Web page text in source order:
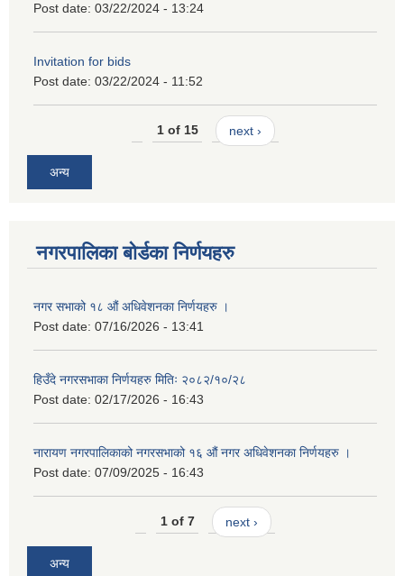
Post date: 03/22/2024 - 13:24
Invitation for bids
Post date: 03/22/2024 - 11:52
1 of 15 next ›
अन्य
नगरपालिका बोर्डका निर्णयहरु
नगर सभाको १८ औं अधिवेशनका निर्णयहरु ।
Post date: 07/16/2026 - 13:41
हिउँदे नगरसभाका निर्णयहरु मितिः २०८२/१०/२८
Post date: 02/17/2026 - 16:43
नारायण नगरपालिकाको नगरसभाको १६ औं नगर अधिवेशनका निर्णयहरु ।
Post date: 07/09/2025 - 16:43
1 of 7 next ›
अन्य